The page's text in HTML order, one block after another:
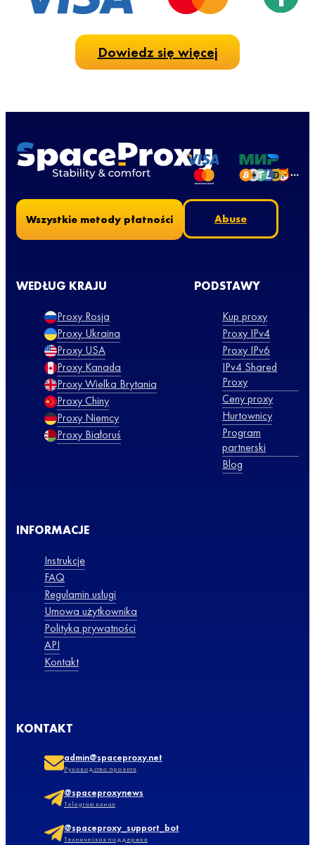
Dowiedz się więcej
Wszystkie metody płatności Abuse
WEDŁUG KRAJU
Proxy Rosja
Proxy Ukraina
Proxy USA
Proxy Kanada
Proxy Wielka Brytania
Proxy Chiny
Proxy Niemcy
Proxy Białoruś
PODSTAWY
Kup proxy
Proxy IPv4
Proxy IPv6
IPv4 Shared
Proxy
Ceny proxy
Hurtownicy
Program
partnerski
Blog
INFORMACJE
Instrukcje
FAQ
Regulamin usługi
Umowa użytkownika
Polityka prywatności
API
Kontakt
KONTAKT
admin@spaceproxy.net
Руководство проекта
@spaceproxynews
Telegram канал
@spaceproxy_support_bot
Техническая поддержка